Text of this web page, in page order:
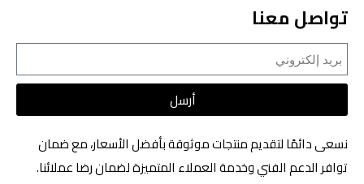
تواصل معنا
أرسل
نسعى دائمًا لتقديم منتجات موثوقة بأفضل الأسعار، مع ضمان
توافر الدعم الفني وخدمة العملاء المتميزة لضمان رضا عملائنا.